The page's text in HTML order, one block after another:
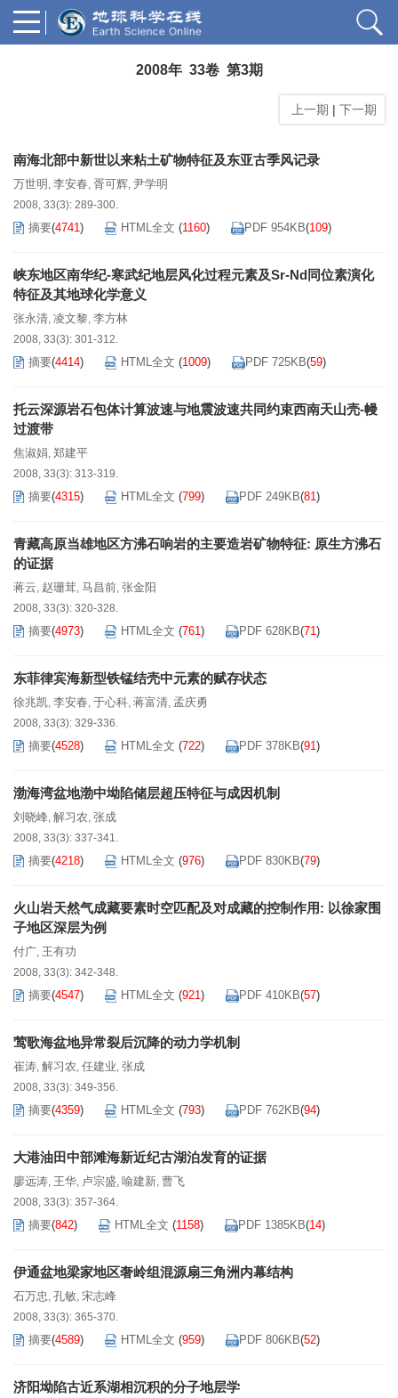
2008年 33卷 第3期
上一期 | 下一期
南海北部中新世以来粘土矿物特征及东亚古季风记录
万世明 , 李安春, 胥可辉, 尹学明
2008, 33(3): 289-300.
摘要(4741) HTML全文 (1160) PDF 954KB(109)
峡东地区南华纪-寒武纪地层风化过程元素及Sr-Nd同位素演化
特征及其地球化学意义
张永清, 凌文黎, 李方林
2008, 33(3): 301-312.
摘要(4414) HTML全文 (1009) PDF 725KB(59)
托云深源岩石包体计算波速与地震波速共同约束西南天山壳-幔
过渡带
焦淑娟, 郑建平
2008, 33(3): 313-319.
摘要(4315) HTML全文 (799) PDF 249KB(81)
青藏高原当雄地区方沸石响岩的主要造岩矿物特征: 原生方沸石
的证据
蒋云, 赵珊茸, 马昌前, 张金阳
2008, 33(3): 320-328.
摘要(4973) HTML全文 (761) PDF 628KB(71)
东菲律宾海新型铁锰结壳中元素的赋存状态
徐兆凯, 李安春, 于心科, 蒋富清, 孟庆勇
2008, 33(3): 329-336.
摘要(4528) HTML全文 (722) PDF 378KB(91)
渤海湾盆地渤中坳陷储层超压特征与成因机制
刘晓峰, 解习农, 张成
2008, 33(3): 337-341.
摘要(4218) HTML全文 (976) PDF 830KB(79)
火山岩天然气成藏要素时空匹配及对成藏的控制作用: 以徐家围
子地区深层为例
付广, 王有功
2008, 33(3): 342-348.
摘要(4547) HTML全文 (921) PDF 410KB(57)
莺歌海盆地异常裂后沉降的动力学机制
崔涛, 解习农, 任建业, 张成
2008, 33(3): 349-356.
摘要(4359) HTML全文 (793) PDF 762KB(94)
大港油田中部滩海新近纪古湖泊发育的证据
廖远涛, 王华, 卢宗盛, 喻建新, 曹飞
2008, 33(3): 357-364.
摘要(842) HTML全文 (1158) PDF 1385KB(14)
伊通盆地梁家地区奢岭组混源扇三角洲内幕结构
石万忠, 孔敏, 宋志峰
2008, 33(3): 365-370.
摘要(4589) HTML全文 (959) PDF 806KB(52)
济阳坳陷古近系湖相沉积的分子地层学